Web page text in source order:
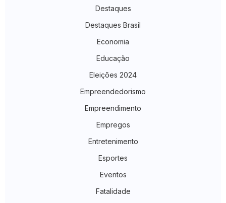
Destaques
Destaques Brasil
Economia
Educação
Eleições 2024
Empreendedorismo
Empreendimento
Empregos
Entretenimento
Esportes
Eventos
Fatalidade